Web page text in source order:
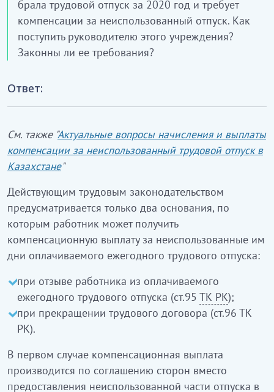
брала трудовой отпуск за 2020 год и требует
компенсации за неиспользованный отпуск. Как
поступить руководителю этого учреждения?
Законны ли ее требования?
Ответ:
См. также " Актуальные вопросы начисления и выплаты
компенсации за неиспользованный трудовой отпуск в
Казахстане"
Действующим трудовым законодательством
предусматривается только два основания, по
которым работник может получить
компенсационную выплату за неиспользованные им
дни оплачиваемого ежегодного трудового отпуска:
при отзыве работника из оплачиваемого
ежегодного трудового отпуска (ст.95 ТК РК);
при прекращении трудового договора (ст.96 ТК
РК).
В первом случае компенсационная выплата
производится по соглашению сторон вместо
предоставления неиспользованной части отпуска в